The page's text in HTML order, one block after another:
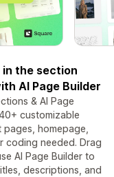
the section
AI Page Builder
& AI Page
customizable
homepage,
coding needed. Drag
AI Page Builder to
descriptions, and